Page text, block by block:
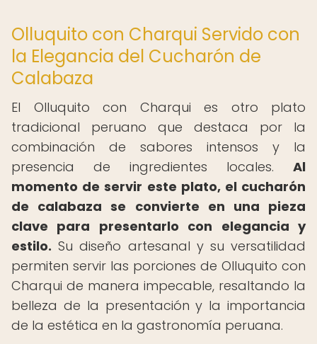
Olluquito con Charqui Servido con
la Elegancia del Cucharón de
Calabaza
El Olluquito con Charqui es otro plato
tradicional peruano que destaca por la
combinación de sabores intensos y la
presencia de ingredientes locales. Al
momento de servir este plato, el cucharón
de calabaza se convierte en una pieza
clave para presentarlo con elegancia y
estilo. Su diseño artesanal y su versatilidad
permiten servir las porciones de Olluquito con
Charqui de manera impecable, resaltando la
belleza de la presentación y la importancia
de la estética en la gastronomía peruana.